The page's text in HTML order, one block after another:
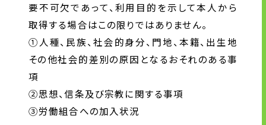
要不可欠であって、利用目的を示して本人から
取得する場合はこの限りではありません。
①人種、民族、社会的身分、門地、本籍、出生地
その他社会的差別の原因となるおそれのある事
項
②思想、信条及び宗教に関する事項
③労働組合への加入状況